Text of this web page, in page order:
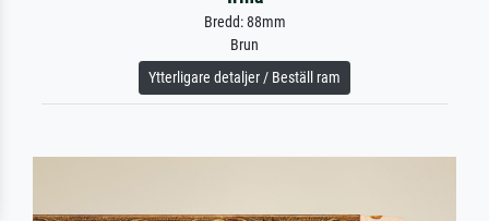
Bredd: 88mm
Brun
Ytterligare detaljer / Beställ ram